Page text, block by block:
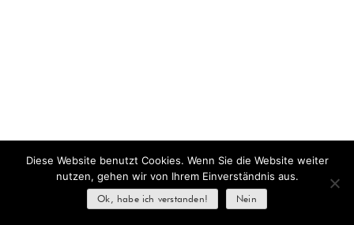
Diese Website benutzt Cookies. Wenn Sie die Website weiter
nutzen, gehen wir von Ihrem Einverständnis aus.
Ok, habe ich verstanden! Nein